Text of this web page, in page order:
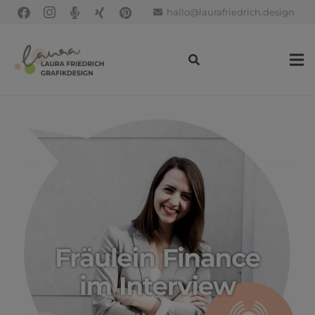
hallo@laurafriedrich.design